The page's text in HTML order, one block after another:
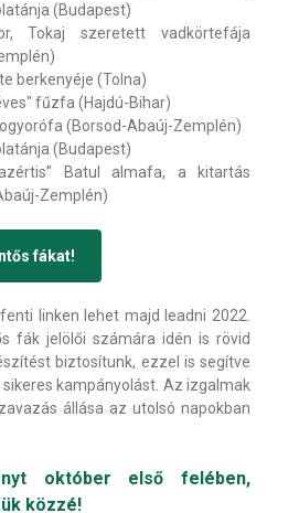
(Budapest)
Tokaj szeretett vadkörtefája
berkenyéje (Tolna)
fűzfa (Hajdú-Bihar)
(Borsod-Abaúj-Zemplén)
(Budapest)
Batul almafa, a kitartás
Zemplén)
fákat!
linken lehet majd leadni 2022.
fák jelölői számára idén is rövid
biztosítunk, ezzel is segítve
kampányolást. Az izgalmak
állása az utolsó napokban
október első felében,
közzé!